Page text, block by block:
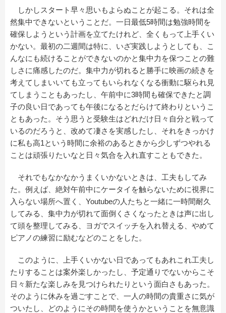
しかしスタート早々思いもよらぬことが起こる。それは全
然集中できないということだ。一日最低5時間は勉強時間を
確保しようという計画を立てたけれど、全くもって上手くい
かない。最初の二週間は特に、いざ実践しようとしても、こ
んなにも続けることができないのかと集中力を保つことの難
しさに痛感したのだ。集中力が切れると勝手に映画の続きを
考えてしまいいても立ってもいられなくなる衝動に駆られ見
てしまうこともあったし、午前中に3時間も確保できたと調
子の良い日であっても午後になるとだらけて終わりというこ
ともあった。そう思うと受験生はどれだけ日々自分と戦って
いるのだろうと、改めて凄さを実感したし、それをきっかけ
に私も高1という時間に余裕のあるときから少しずつやれる
ことは頑張りたいなと日々気合を入れ直すこともできた。
それでもなかなかうまくいかないときは、工夫もしてみ
た。例えば、絶対午前中にケータイを触らないために視界に
入らない場所へ置く、Youtubeの人たちと一緒に一時間耐久
してみる、集中力が切れて面倒くさくなったときは声に出し
て頭を整理してみる、ヨガでスイッチを入れ替える、やめて
ピアノの練習に励むなどのことをした。
このように、上手くいかない日であってもあれこれ工夫し
たりすることは案外楽しかったし、予定通りでないからこそ
日々新たな楽しみを見つけられたりという面白さもあった。
そのように休みを過ごすことで、一人の時間の貴重さに気が
ついたし、どのようにその時間を使うかということを無意識